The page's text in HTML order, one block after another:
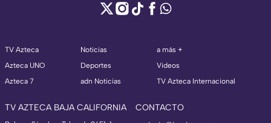
TV Azteca
Azteca UNO
Azteca 7
Noticias
Deportes
adn Noticias
a más +
Videos
TV Azteca Internacional
TV AZTECA BAJA CALIFORNIA CONTACTO